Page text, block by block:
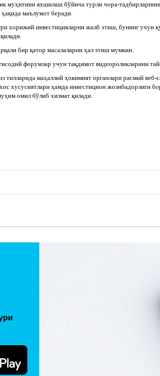
муҳитини яхшилаш бўйича турли чора-
маълумот беради.
хорижий инвестицияларни жалб этиш, бунинг учун
бир қатор масалаларни ҳал этиш мумкин.
форумлар учун тақдимот видеороликларини
тилларида маҳаллий ҳокимият органлари расмий
хусусиятлари ҳамда инвестицион жозибадорлиги
омил бўлиб хизмат қилади.